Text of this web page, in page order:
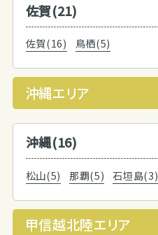
佐賀(21)
佐賀(16) 鳥栖(5)
沖縄エリア
沖縄(16)
松山(5) 那覇(5) 石垣島(3)
甲信越北陸エリア